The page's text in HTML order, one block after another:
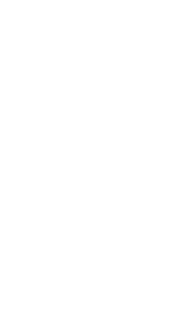
Ante la bajada
jornada la firma Adelante
14,36% de los sufragios.
significativa
carecía de actas al cierre
Una bancada gaditana
El grupo de los 15
combinación de
nuevo banquillo provincial
que garantiza la
suman dos
años de ausencia en la
debutan de forma